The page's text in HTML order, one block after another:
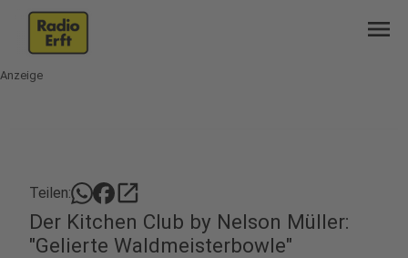
menu
Anzeige
Teilen: open_in_new
Der Kitchen Club by Nelson Müller:
"Gelierte Waldmeisterbowle"